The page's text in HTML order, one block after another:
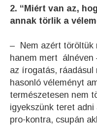
2. “Miért van az,
annak törlik a
– Nem azért töröltük
hanem mert álnéven
az írogatás,
hasonló véleményt
természetesen nem
igyekszünk teret
pro-kontra, csupán